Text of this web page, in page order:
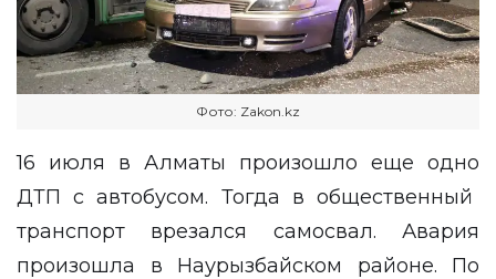
Фото: Zakon.kz
16 июля в Алматы произошло еще одно
ДТП с автобусом. Тогда в общественный
транспорт врезался самосвал. Авария
произошла в Наурызбайском районе. По